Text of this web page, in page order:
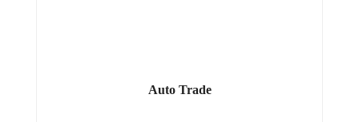
Auto Trade